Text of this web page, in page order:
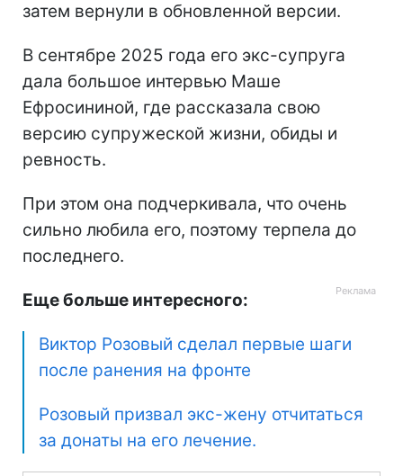
затем вернули в обновленной версии.
В сентябре 2025 года его экс-супруга
дала большое интервью Маше
Ефросининой, где рассказала свою
версию супружеской жизни, обиды и
ревность.
При этом она подчеркивала, что очень
сильно любила его, поэтому терпела до
последнего.
Еще больше интересного:
Виктор Розовый сделал первые шаги
после ранения на фронте
Розовый призвал экс-жену отчитаться
за донаты на его лечение.